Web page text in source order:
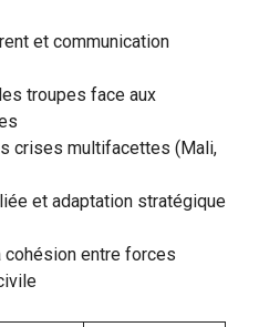
et communication
troupes face aux
crises multifacettes (Mali,
et adaptation stratégique
cohésion entre forces